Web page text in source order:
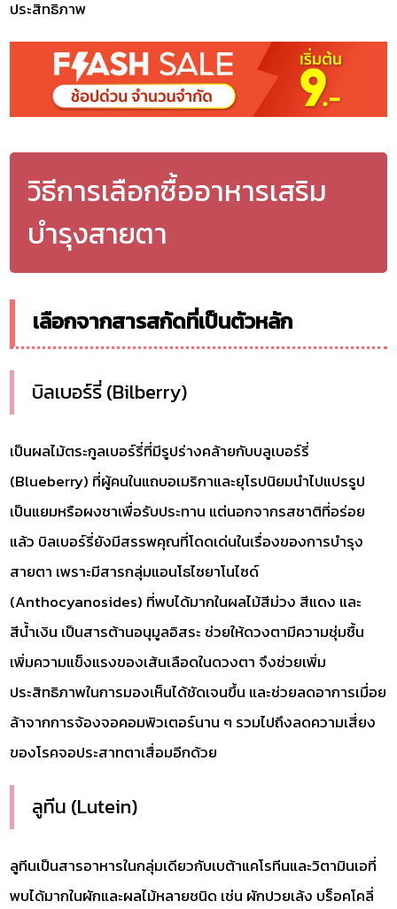
ประสิทธิภาพ
วิธีการเลือกซื้ออาหารเสริม
บำรุงสายตา
เลือกจากสารสกัดที่เป็นตัวหลัก
บิลเบอร์รี่ (Bilberry)
เป็นผลไม้ตระกูลเบอร์รี่ที่มีรูปร่างคล้ายกับบลูเบอร์รี่
(Blueberry) ที่ผู้คนในแถบอเมริกาและยุโรปนิยมนำไปแปรรูป
เป็นแยมหรือผงชาเพื่อรับประทาน แต่นอกจากรสชาติที่อร่อย
แล้ว บิลเบอร์รี่ยังมีสรรพคุณที่โดดเด่นในเรื่องของการบำรุง
สายตา เพราะมีสารกลุ่มแอนโธไซยาโนไซด์
(Anthocyanosides) ที่พบได้มากในผลไม้สีม่วง สีแดง และ
สีน้ำเงิน เป็นสารต้านอนุมูลอิสระ ช่วยให้ดวงตามีความชุ่มชื้น
เพิ่มความแข็งแรงของเส้นเลือดในดวงตา จึงช่วยเพิ่ม
ประสิทธิภาพในการมองเห็นได้ชัดเจนขึ้น และช่วยลดอาการเมื่อย
ล้าจากการจ้องจอคอมพิวเตอร์นาน ๆ รวมไปถึงลดความเสี่ยง
ของโรคจอประสาทตาเสื่อมอีกด้วย
ลูทีน (Lutein)
ลูทีนเป็นสารอาหารในกลุ่มเดียวกับเบต้าแคโรทีนและวิตามินเอที่
พบได้มากในผักและผลไม้หลายชนิด เช่น ผักปวยเล้ง บร็อคโคลี่